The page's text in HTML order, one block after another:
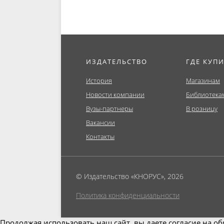
ИЗДАТЕЛЬСТВО
История
Новости компании
Вузы-партнеры
Вакансии
Контакты
ГДЕ
Магазинам
В розницу
© Издательство «КНОРУС», 2026
Политика конфиденциальности